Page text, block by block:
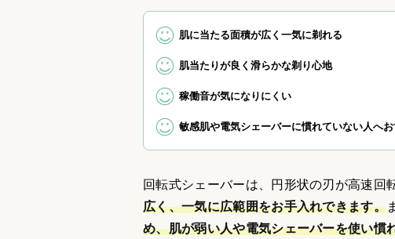
肌に当たる面積が広く一気に剃れる
肌当たりが良く滑らかな剃り心地
稼働音が気になりにくい
敏感肌や電気シェーバーに慣れていない人へ
回転式シェーバーは、円形状の刃が高速回
広く、一気に広範囲をお手入れできます。
め、肌が弱い人や電気シェーバーを使い慣